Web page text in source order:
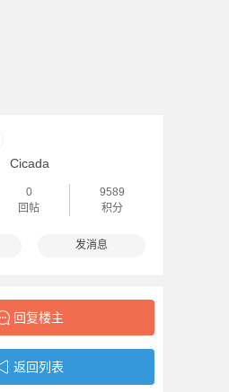
Cicada
0
回帖
9589
积分
发消息
回复楼主
返回列表